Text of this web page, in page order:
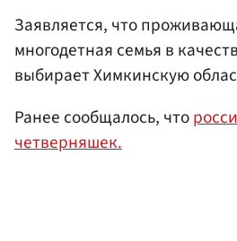
Заявляется, что
многодетная семья в
выбирает Химкинскую
Ранее сообщалось, что
четверняшек.